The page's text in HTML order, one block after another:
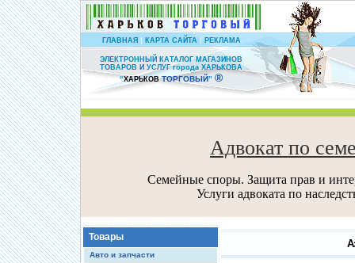
ГЛАВНАЯ| КАРТА САЙТА | РЕКЛАМА
ЭЛЕКТРОННЫЙ КАТАЛОГ МАГАЗИНОВ
ТОВАРОВ И УСЛУГ города ХАРЬКОВА
“ХАРЬКОВ ТОРГОВЫЙ” ®
Адвокат по
Семейные споры. Защита прав и
Услуги адвоката по
Товары
Авто и запчасти